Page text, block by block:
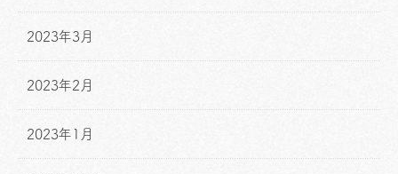
2023年3月
2023年2月
2023年1月